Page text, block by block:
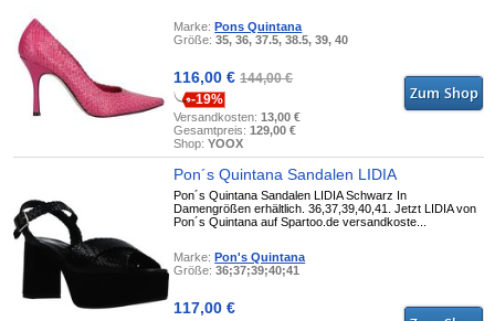
Marke:Pons Quintana
Größe:35, 36, 37.5, 38.5, 39, 40
116,00 €144,00 €
-19%
Versandkosten:13,00 €
Gesamtpreis:129,00 €
Shop:YOOX
Pon´s Quintana Sandalen LIDIA
Pon´s Quintana Sandalen LIDIA Schwarz In
Damengrößen erhältlich. 36,37,39,40,41. Jetzt LIDIA von
Pon´s Quintana auf Spartoo.de versandkoste...
Marke:Pon's Quintana
Größe:36;37;39;40;41
117,00 €